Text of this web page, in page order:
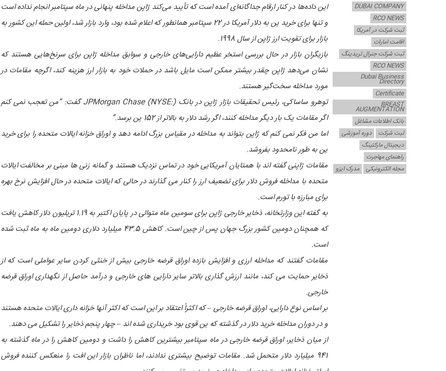
این داده‌ها در کنار ارقام جداگانه‌ای آمده است که تأیید می‌کند ژاپن مداخله پنهانی در ماه سپتامبر انجام نداده است
و تنها برای خرید ین به دلار آمریکا در 22 سپتامبر همانطور که اعلام شده بود، وارد بازار شد، اولین حمله این کشور به
بازار برای تقویت ارز ژاپن از سال 1998.
بازیگران بازار در حال بررسی استخر عظیم دارایی‌های خارجی و سوابق مداخله ژاپن برای سرنخ‌هایی هستند که
نشان می‌دهد ژاپن چقدر بیشتر ممکن است مایل باشد در حملات خود به بازار ارز هزینه کند، اگرچه مقامات در
مورد مداخله سخت‌گیر هستند.
توهرو ساساکی، رئیس تحقیقات بازار ژاپن در بانک JPMorgan Chase (NYSE:) گفت: “من تعجب نمی کنم
اگر مقامات یک بار دیگر مداخله کنند، اگر رشد دلار به بالاتر از 152 ین برسد.”
اما من فکر نمی کنم که ژاپن بتواند به مداخله در مقیاس بزرگ ادامه دهد و اوراق خزانه ایالات متحده را برای خرید
ین به طور نامحدود بفروشد.
مقامات ژاپنی گفته اند با همتایان آمریکایی خود در تماس نزدیک هستند و گمانه زنی ها مبنی بر مخالفت ایالات
متحده با مداخله فروش دلار برای تضعیف ارز را کنار می گذارند در حالی که ایالات متحده در حال افزایش نرخ بهره
برای مبارزه با تورم است.
به گفته این وزارتخانه، ذخایر خارجی ژاپن برای سومین ماه متوالی در پایان اکتبر به 1.19 تریلیون دلار کاهش یافت
که همچنان دومین کشور بزرگ جهان پس از چین است. کاهش 43.5 میلیارد دلاری دومین ماه به ماه ثبت شده
است.
مقامات گفتند که مداخله ارزی و افزایش بازده اوراق قرضه خارجی بیش از خنثی کردن سایر عواملی است که از
ذخایر حمایت می کند، مانند ارزش گذاری بالاتر سایر دارایی های خارجی و درآمد حاصل از نگهداری اوراق قرضه
خارجی.
بر اساس نوع دارایی، اوراق قرضه خارجی – که اکثراً اعتقاد بر این است که اکثر آنها خزانه داری ایالات متحده هستند
و در دوران مداخله خرید دلار در گذشته که ین قوی بود خریداری شده اند – چهار پنجم ذخایر را تشکیل می دهند.
از میان ذخایر، اوراق قرضه خارجی در ماه سپتامبر بیشترین کاهش را داشت و دومین کاهش را در ماه گذشته به
941 میلیارد دلار متحمل شد. مقامات توضیح بیشتری ندادند، اما ناظران بازار این افت را منعکس کننده فروش
DUBAI COMPANY
RCO NEWS
ثبت شرکت در آمریکا
اقامت امارات
ثبت شرکت جنرال تریدینگ
RCO NEWS
Dubai Business
Directory
Certificate
BREAST
AUGMENTATION
بانک اطلاعات مشاغل
ثبت شرکت
دوره آموزشی
دیجیتال مارکتینگ
راهنمای مهاجرت
مجله الکترونیکی
مدرک ایزو